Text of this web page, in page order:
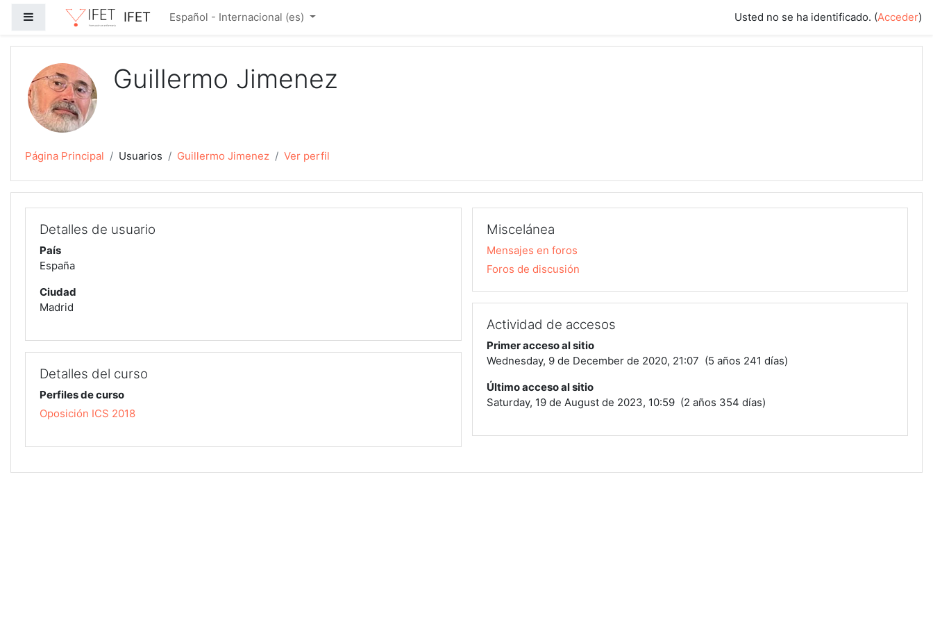
Salta al contenido principal
Panel lateral IFET Español - Internacional ‎(es)‎ Usted no se ha identificado. (Acceder)
Guillermo Jimenez
Página Principal Usuarios Guillermo Jimenez Ver perfil
Detalles de usuario
País
España
Ciudad
Madrid
Detalles del curso
Perfiles de curso
Oposición ICS 2018
Miscelánea
Mensajes en foros
Foros de discusión
Actividad de accesos
Primer acceso al sitio
Wednesday, 9 de December de 2020, 21:07 (5 años 241 días)
Último acceso al sitio
Saturday, 19 de August de 2023, 10:59 (2 años 354 días)